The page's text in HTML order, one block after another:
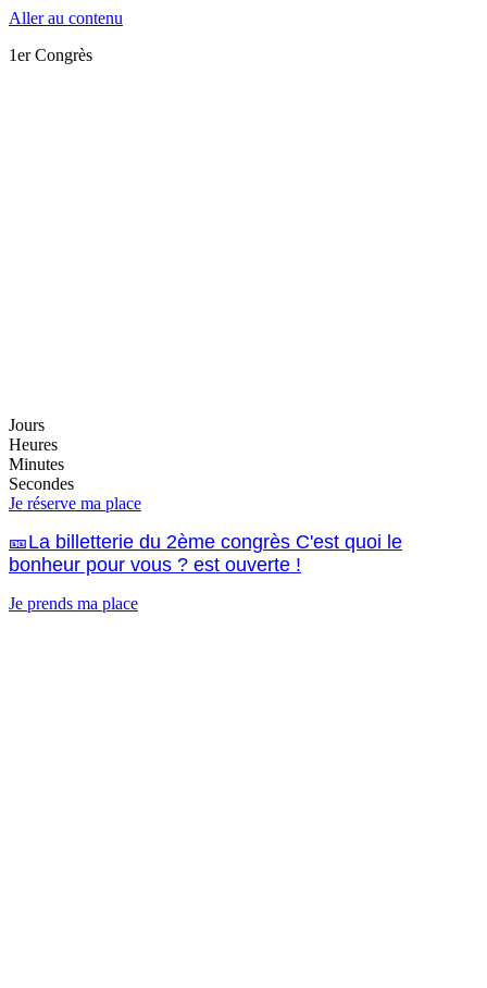
Aller au contenu
1er Congrès
Jours
Heures
Minutes
Secondes
Je réserve ma place
🎫La billetterie du 2ème congrès C'est quoi le
bonheur pour vous ? est ouverte !
Je prends ma place